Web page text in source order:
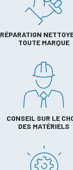
RÉPARATION
TOUTE MARQUE
CONSEIL SUR LE
DES MATÉRIELS